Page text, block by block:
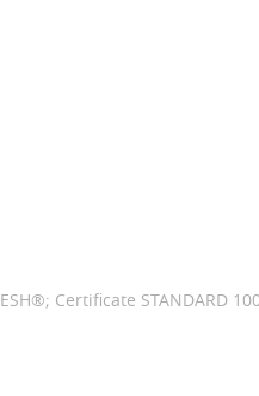
Certificate STANDARD